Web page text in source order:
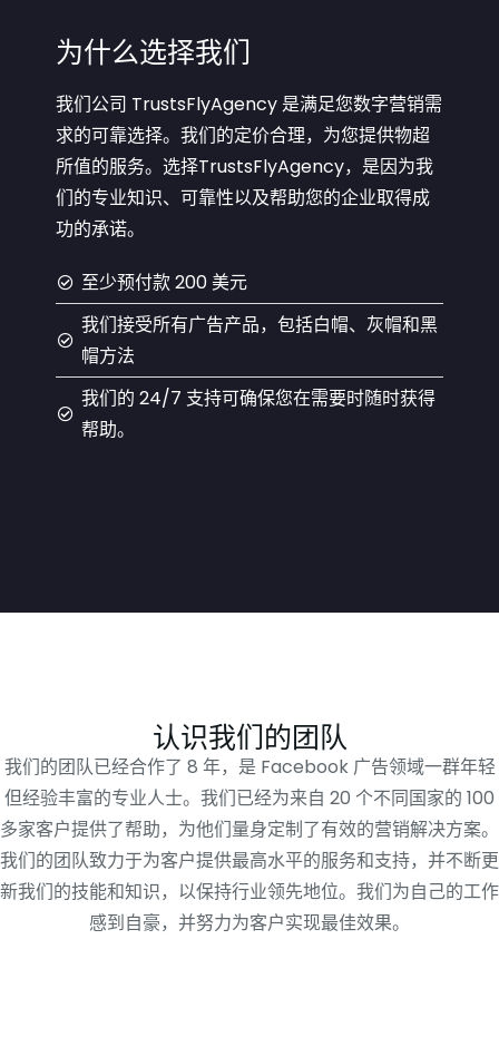
为什么选择我们
我们公司 TrustsFlyAgency 是满足您数字营销需
求的可靠选择。我们的定价合理，为您提供物超
所值的服务。选择TrustsFlyAgency，是因为我
们的专业知识、可靠性以及帮助您的企业取得成
功的承诺。
至少预付款 200 美元
我们接受所有广告产品，包括白帽、灰帽和黑
帽方法
我们的 24/7 支持可确保您在需要时随时获得
帮助。
认识我们的团队
我们的团队已经合作了 8 年，是 Facebook 广告领域一群年轻
但经验丰富的专业人士。我们已经为来自 20 个不同国家的 100
多家客户提供了帮助，为他们量身定制了有效的营销解决方案。
我们的团队致力于为客户提供最高水平的服务和支持，并不断更
新我们的技能和知识，以保持行业领先地位。我们为自己的工作
感到自豪，并努力为客户实现最佳效果。